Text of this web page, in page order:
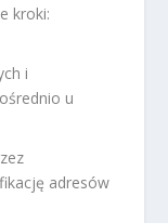
kroki:
i
u
adresów